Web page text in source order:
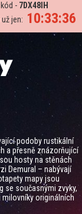
- 7DX48IH
10:33:35
jen:
podoby rustikální
a přesně znázorňující
hosty na stěnách
Demural – nabývají
mapy jsou
se současnými zvyky,
originálních